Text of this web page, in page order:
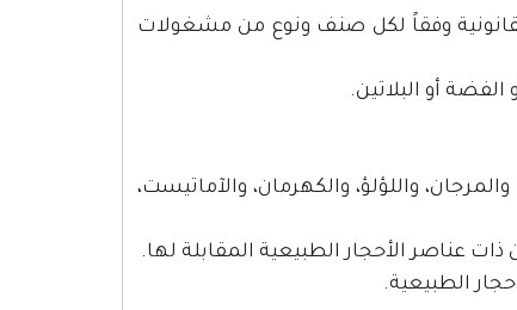
وفقاً لكل صنف ونوع من مشغولات
أو البلاتين.
واللؤلؤ، والكهرمان، والآماتيست،